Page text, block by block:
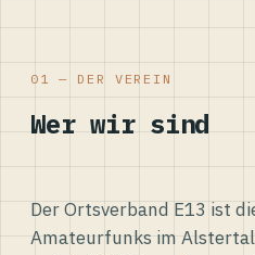
01 — DER VEREIN
Wer wir sind
Der Ortsverband E13 ist
Amateurfunks im